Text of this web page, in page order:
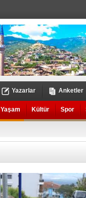
Yazarlar Anketler
Yaşam Kültür Spor